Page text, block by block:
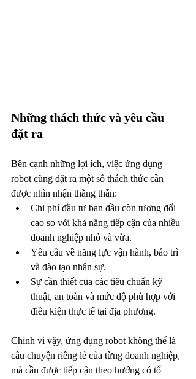
Những thách thức và yêu cầu
đặt ra
Bên cạnh những lợi ích, việc ứng dụng
robot cũng đặt ra một số thách thức cần
được nhìn nhận thẳng thắn:
Chi phí đầu tư ban đầu còn tương đối
cao so với khả năng tiếp cận của nhiều
doanh nghiệp nhỏ và vừa.
Yêu cầu về năng lực vận hành, bảo trì
và đào tạo nhân sự.
Sự cần thiết của các tiêu chuẩn kỹ
thuật, an toàn và mức độ phù hợp với
điều kiện thực tế tại địa phương.
Chính vì vậy, ứng dụng robot không thể là
câu chuyện riêng lẻ của từng doanh nghiệp,
mà cần được tiếp cận theo hướng có tổ